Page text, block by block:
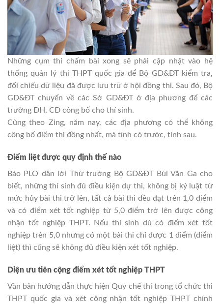
Những cụm thi chấm bài xong sẽ phải cập nhật vào hệ
thống quản lý thi THPT quốc gia để Bộ GD&ĐT kiểm tra,
đối chiếu dữ liệu đã được lưu trữ ở hội đồng thi. Sau đó, Bộ
GD&ĐT chuyển về các Sở GD&ĐT ở địa phương để các
trường ĐH, CĐ công bố cho thí sinh.
Cũng theo Zing, năm nay, các địa phương có thể không
công bố điểm thi đồng nhất, mà tỉnh có trước, tỉnh sau.
Điểm liệt được quy định thế nào
Báo PLO dẫn lời Thứ trưởng Bộ GD&ĐT Bùi Văn Ga cho
biết, những thí sinh đủ điều kiện dự thi, không bị kỷ luật từ
mức hủy bài thi trở lên, tất cả bài thi đều đạt trên 1,0 điểm
và có điểm xét tốt nghiệp từ 5,0 điểm trở lên được công
nhận tốt nghiệp THPT. Nếu thí sinh dù có điểm xét tốt
nghiệp trên 5,0 nhưng có một bài thi chỉ được 1 điểm (điểm
liệt) thì cũng sẽ không đủ điều kiện xét tốt nghiệp.
Diện ưu tiên cộng điểm xét tốt nghiệp THPT
Văn bản hướng dẫn thực hiện Quy chế thi trong tổ chức thi
THPT quốc gia và xét công nhận tốt nghiệp THPT chính